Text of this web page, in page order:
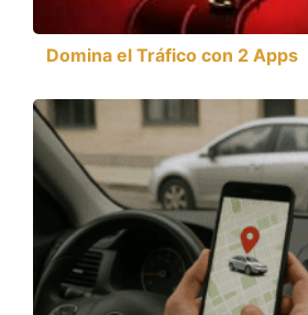
Domina el Tráfico con 2 Apps